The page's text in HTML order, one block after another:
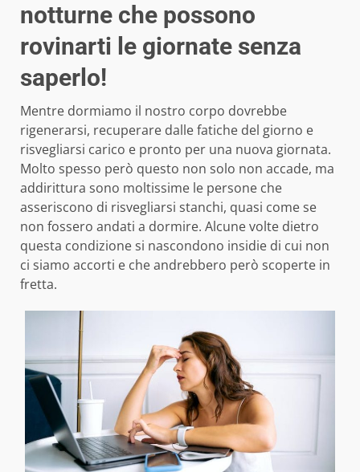
notturne che possono
rovinarti le giornate senza
saperlo!
Mentre dormiamo il nostro corpo dovrebbe
rigenerarsi, recuperare dalle fatiche del giorno e
risvegliarsi carico e pronto per una nuova giornata.
Molto spesso però questo non solo non accade, ma
addirittura sono moltissime le persone che
asseriscono di risvegliarsi stanchi, quasi come se
non fossero andati a dormire. Alcune volte dietro
questa condizione si nascondono insidie di cui non
ci siamo accorti e che andrebbero però scoperte in
fretta.